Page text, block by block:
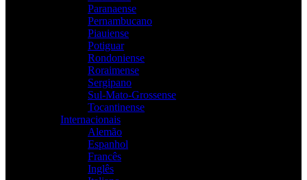
Paranaense
Pernambucano
Piauiense
Potiguar
Rondoniense
Roraimense
Sergipano
Sul-Mato-Grossense
Tocantinense
Internacionais
Alemão
Espanhol
Francês
Inglês